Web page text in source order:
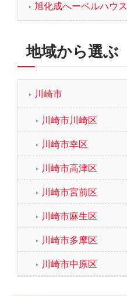
旭化成へーベルハウス
地域から選ぶ
川崎市
川崎市川崎区
川崎市幸区
川崎市高津区
川崎市宮前区
川崎市麻生区
川崎市多摩区
川崎市中原区